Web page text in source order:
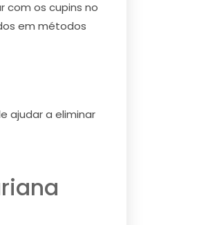
com os cupins no
em métodos
ajudar a eliminar